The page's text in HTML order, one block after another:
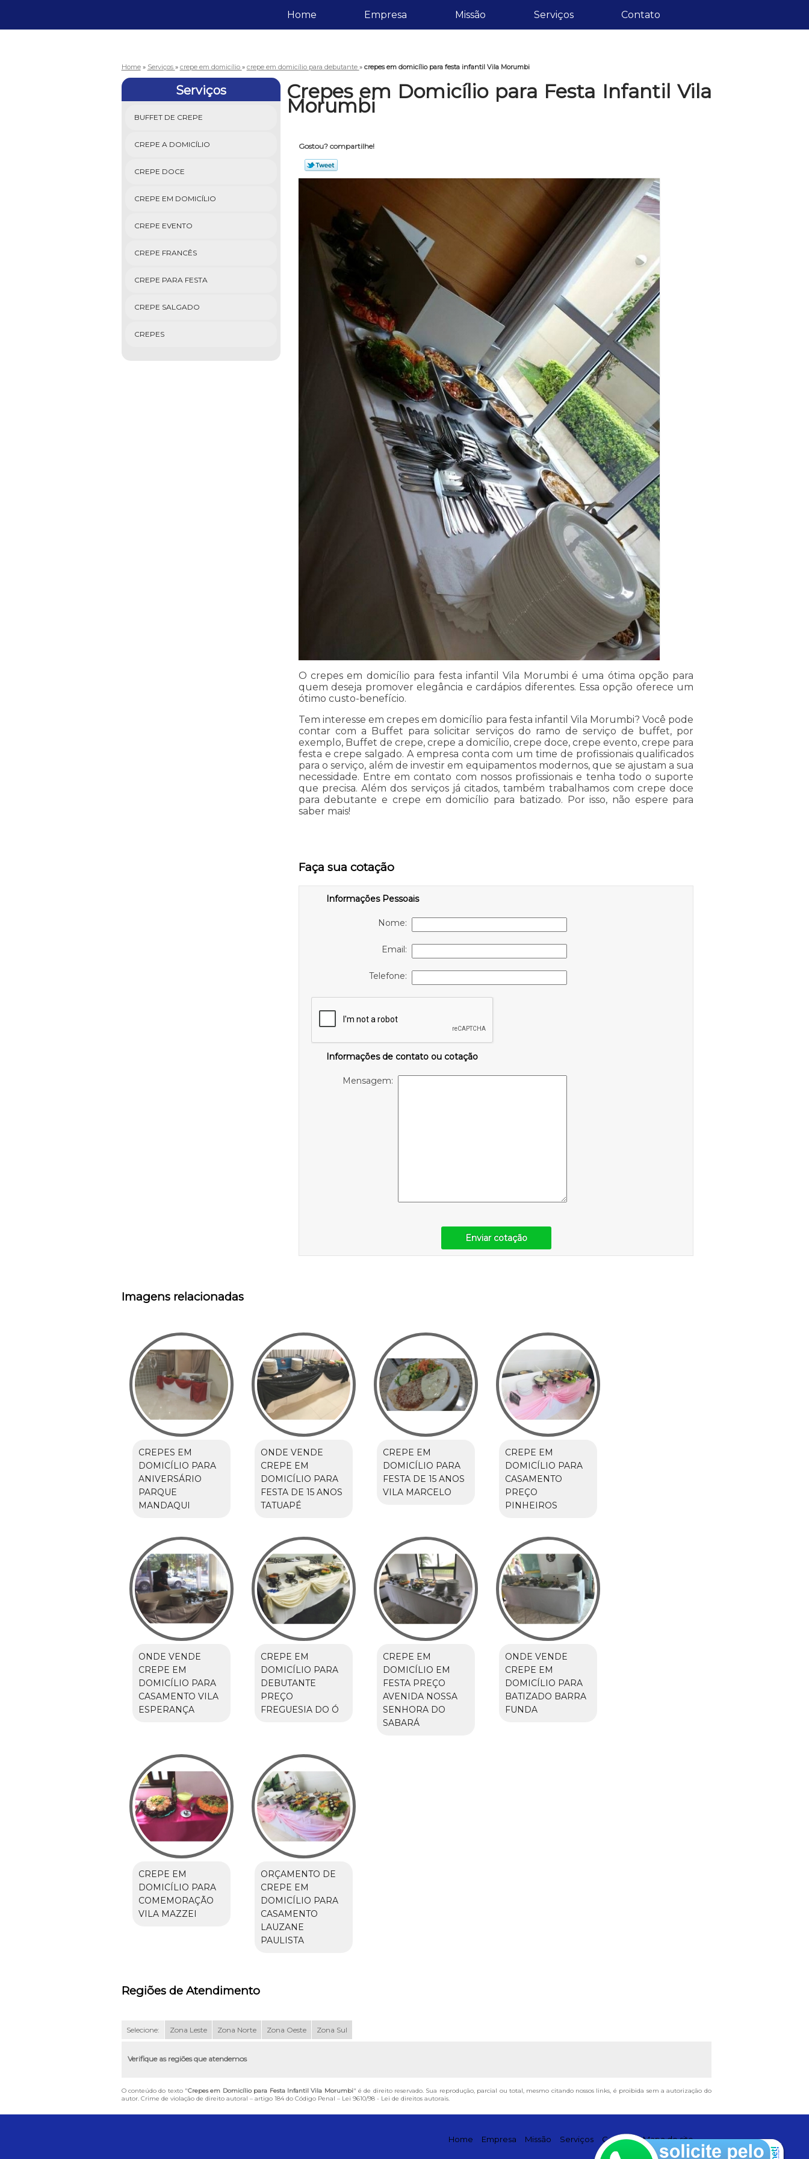
Home Empresa Missão Serviços Contato
Home » Serviços » crepe em domicílio » crepe em domicílio para debutante » crepes em domicílio para festa infantil Vila Morumbi
Serviços
BUFFET DE CREPE
CREPE A DOMICÍLIO
CREPE DOCE
CREPE EM DOMICÍLIO
CREPE EVENTO
CREPE FRANCÊS
CREPE PARA FESTA
CREPE SALGADO
CREPES
Crepes em Domicílio para Festa Infantil Vila
Morumbi
Gostou? compartilhe!
O crepes em domicílio para festa infantil Vila Morumbi é uma ótima opção para
quem deseja promover elegância e cardápios diferentes. Essa opção oferece um
ótimo custo-benefício.
Tem interesse em crepes em domicílio para festa infantil Vila Morumbi? Você pode
contar com a Buffet para solicitar serviços do ramo de serviço de buffet, por
exemplo, Buffet de crepe, crepe a domicílio, crepe doce, crepe evento, crepe para
festa e crepe salgado. A empresa conta com um time de profissionais qualificados
para o serviço, além de investir em equipamentos modernos, que se ajustam a sua
necessidade. Entre em contato com nossos profissionais e tenha todo o suporte
que precisa. Além dos serviços já citados, também trabalhamos com crepe doce
para debutante e crepe em domicílio para batizado. Por isso, não espere para
saber mais!
Faça sua cotação
Informações Pessoais
Nome:
Email:
Telefone:
Informações de contato ou cotação
Mensagem:
Enviar cotação
Imagens relacionadas
CREPES EM
DOMICÍLIO PARA
ANIVERSÁRIO
PARQUE
MANDAQUI
ONDE VENDE
CREPE EM
DOMICÍLIO PARA
FESTA DE 15 ANOS
TATUAPÉ
CREPE EM
DOMICÍLIO PARA
FESTA DE 15 ANOS
VILA MARCELO
CREPE EM
DOMICÍLIO PARA
CASAMENTO
PREÇO
PINHEIROS
ONDE VENDE
CREPE EM
DOMICÍLIO PARA
CASAMENTO VILA
ESPERANÇA
CREPE EM
DOMICÍLIO PARA
DEBUTANTE
PREÇO
FREGUESIA DO Ó
CREPE EM
DOMICÍLIO EM
FESTA PREÇO
AVENIDA NOSSA
SENHORA DO
SABARÁ
ONDE VENDE
CREPE EM
DOMICÍLIO PARA
BATIZADO BARRA
FUNDA
CREPE EM
DOMICÍLIO PARA
COMEMORAÇÃO
VILA MAZZEI
ORÇAMENTO DE
CREPE EM
DOMICÍLIO PARA
CASAMENTO
LAUZANE
PAULISTA
Regiões de Atendimento
Selecione: Zona Leste Zona Norte Zona Oeste Zona Sul
Verifique as regiões que atendemos
O conteúdo do texto "Crepes em Domicílio para Festa Infantil Vila Morumbi" é de direito reservado. Sua reprodução, parcial ou total, mesmo citando nossos links, é proibida sem a autorização do
autor. Crime de violação de direito autoral – artigo 184 do Código Penal – Lei 9610/98 - Lei de direitos autorais.
Home Empresa Missão Serviços Contato Mapa do site